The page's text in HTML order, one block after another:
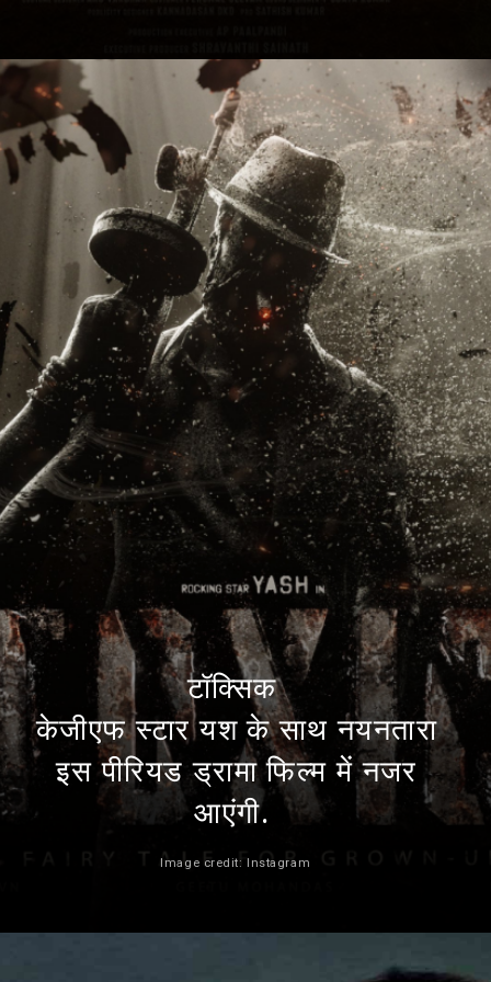
Image credit: Instagram
टॉक्सिक
केजीएफ स्टार यश के साथ नयनतारा
इस पीरियड ड्रामा फिल्म में नजर
आएंगी.